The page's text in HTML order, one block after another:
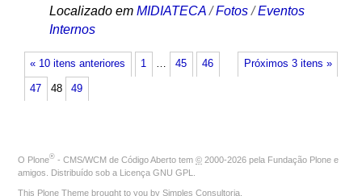
Localizado em MIDIATECA /Fotos /Eventos
Internos
« 10 itens anteriores Próximos 3 itens »
1 … 45 46
47 48 49
O Plone® - CMS/WCM de Código Aberto tem © 2000-2026 pela Fundação Plone e
amigos. Distribuído sob a Licença GNU GPL
This Plone Theme brought to you by Simples Consultoria